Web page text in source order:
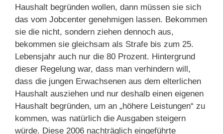
Haushalt begründen wollen, dann müssen sie sich
das vom Jobcenter genehmigen lassen. Bekommen
sie die nicht, sondern ziehen dennoch aus,
bekommen sie gleichsam als Strafe bis zum 25.
Lebensjahr auch nur die 80 Prozent. Hintergrund
dieser Regelung war, dass man verhindern will,
dass die jungen Erwachsenen aus dem elterlichen
Haushalt ausziehen und nur deshalb einen eigenen
Haushalt begründen, um an „höhere Leistungen“ zu
kommen, was natürlich die Ausgaben steigern
würde. Diese 2006 nachträglich eingeführte